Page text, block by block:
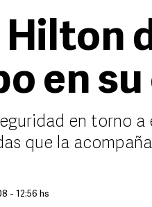
Hilton
en su
en torno a
que la
- 12:56 hs